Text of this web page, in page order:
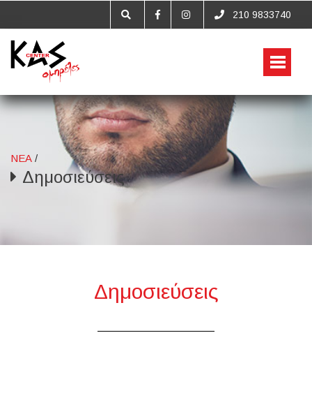
210 9833740
ΝΕΑ /
Δημοσιεύσεις
Δημοσιεύσεις